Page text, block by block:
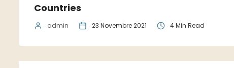
Countries
admin 23 Novembre 2021 4 Min Read